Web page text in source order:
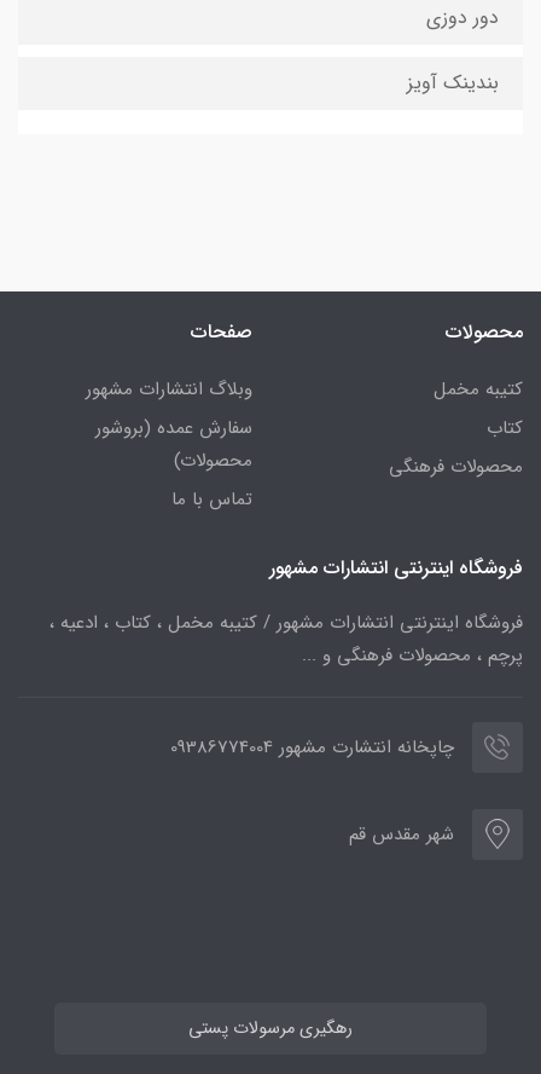
دور دوزی
بندینک آویز
محصولات
کتیبه مخمل
کتاب
محصولات فرهنگی
صفحات
وبلاگ انتشارات مشهور
سفارش عمده (بروشور
محصولات)
تماس با ما
فروشگاه اینترنتی انتشارات مشهور
فروشگاه اینترنتی انتشارات مشهور / کتیبه مخمل ، کتاب ، ادعیه ،
پرچم ، محصولات فرهنگی و ...
چاپخانه انتشارت مشهور 09386774004
شهر مقدس قم
رهگیری مرسولات پستی